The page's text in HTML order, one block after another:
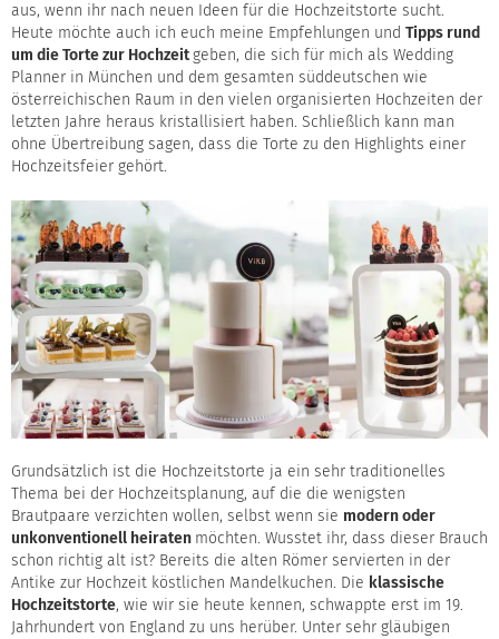
aus, wenn ihr nach neuen Ideen für die Hochzeitstorte sucht.
Heute möchte auch ich euch meine Empfehlungen und Tipps rund
um die Torte zur Hochzeitgeben, die sich für mich als Wedding
Planner in München und dem gesamten süddeutschen wie
österreichischen Raum in den vielen organisierten Hochzeiten der
letzten Jahre heraus kristallisiert haben. Schließlich kann man
ohne Übertreibung sagen, dass die Torte zu den Highlights einer
Hochzeitsfeier gehört.
Grundsätzlich ist die Hochzeitstorte ja ein sehr traditionelles
Thema bei der Hochzeitsplanung, auf die die wenigsten
Brautpaare verzichten wollen, selbst wenn sie modern oder
unkonventionell heiraten möchten. Wusstet ihr, dass dieser Brauch
schon richtig alt ist? Bereits die alten Römer servierten in der
Antike zur Hochzeit köstlichen Mandelkuchen. Die klassische
Hochzeitstorte, wie wir sie heute kennen, schwappte erst im 19.
Jahrhundert von England zu uns herüber. Unter sehr gläubigen